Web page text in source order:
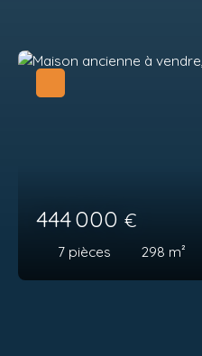
444 000 €
7 pièces 298 m²